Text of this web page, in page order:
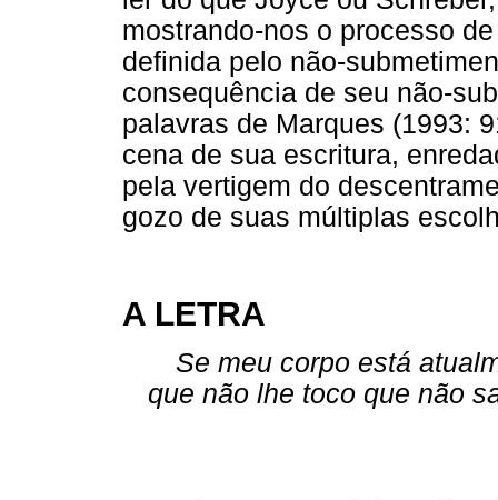
mostrando-nos o processo
definida pelo não-
consequência de seu não-
palavras de Marques (1993:
cena de sua escritura,
pela vertigem do
gozo de suas múltiplas
A LETRA
Se meu corpo está
que não lhe toco que não